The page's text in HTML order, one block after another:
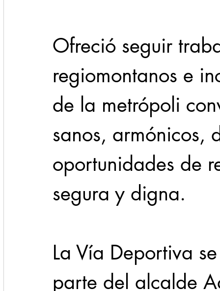
Ofreció seguir
regiomontanos e
de la metrópoli
sanos, armónicos,
oportunidades de
segura y digna.
La Vía Deportiva
parte del alcalde